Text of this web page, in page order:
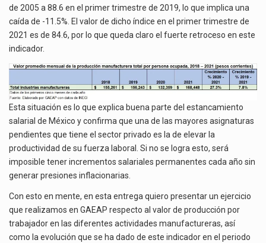
de 2005 a 88.6 en el primer trimestre de 2019, lo que implica una
caída de -11.5%. El valor de dicho índice en el primer trimestre de
2021 es de 84.6, por lo que queda claro el fuerte retroceso en este
indicador.
Esta situación es lo que explica buena parte del estancamiento
salarial de México y confirma que una de las mayores asignaturas
pendientes que tiene el sector privado es la de elevar la
productividad de su fuerza laboral. Si no se logra esto, será
imposible tener incrementos salariales permanentes cada año sin
generar presiones inflacionarias.
Con esto en mente, en esta entrega quiero presentar un ejercicio
que realizamos en GAEAP respecto al valor de producción por
trabajador en las diferentes actividades manufactureras, así
como la evolución que se ha dado de este indicador en el periodo